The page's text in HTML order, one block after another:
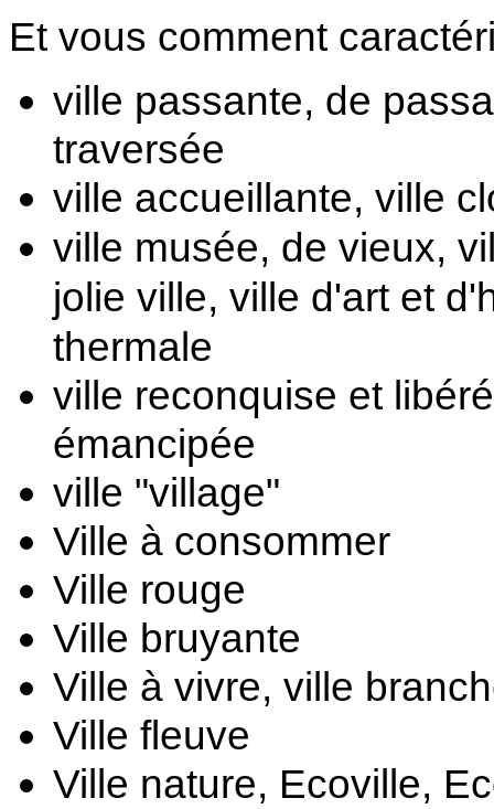
Et vous comment
ville passante, de
traversée
ville accueillante, ville
ville musée, de vieux,
jolie ville, ville d'art et
thermale
ville reconquise et
émancipée
ville "village"
Ville à consommer
Ville rouge
Ville bruyante
Ville à vivre, ville
Ville fleuve
Ville nature, Ecoville,